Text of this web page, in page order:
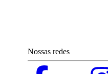
Nossas redes